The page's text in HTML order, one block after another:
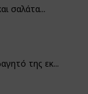
σαλάτα...
της εκ...